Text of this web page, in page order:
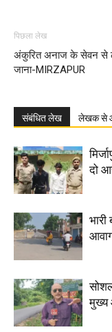
पिछला लेख
अंकुरित अनाज के सेवन से
जाना-MIRZAPUR
संबंधित लेख लेखक से
दो
मुख्य